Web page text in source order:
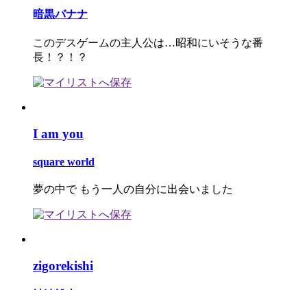
暗黒バナナ
このデスゲームの主人公は…昭和にいそうな番
長！？！？
I am you
square world
夢の中で もう一人の自分に出会いました
zigorekishi